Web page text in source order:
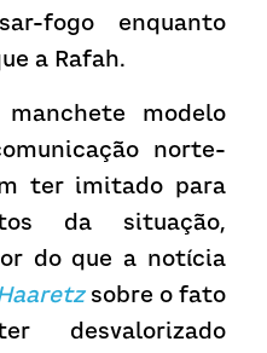
fogo enquanto
a Rafah.
modelo
norte-
ter imitado para
da situação,
do que a notícia
sobre o fato
desvalorizado